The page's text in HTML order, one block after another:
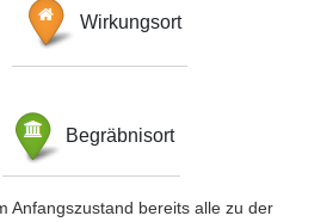
Wirkungsort
Begräbnisort
Anfangszustand bereits alle zu der